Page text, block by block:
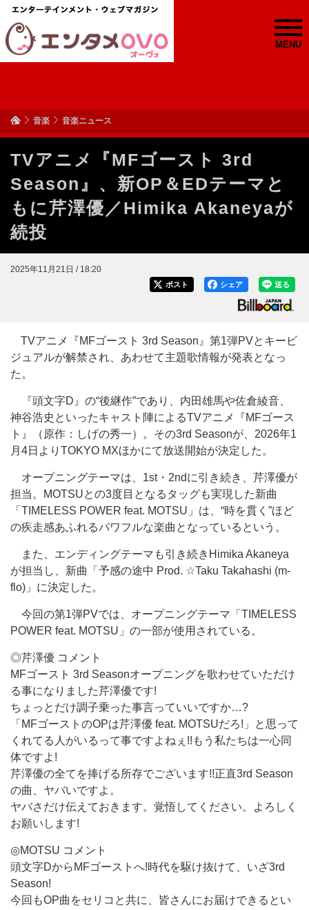
MENU
音楽 音楽ニュース
TVアニメ『MFゴースト 3rd
Season』、新OP＆EDテーマと
もに芹澤優／Himika Akaneyaが
続投
2025年11月21日 / 18:20
送る
シェア
ポスト
TVアニメ『MFゴースト 3rd Season』第1弾PVとキービ
ジュアルが解禁され、あわせて主題歌情報が発表となっ
た。
『頭文字D』の“後継作”であり、内田雄馬や佐倉綾音、
神谷浩史といったキャスト陣によるTVアニメ『MFゴース
ト』（原作：しげの秀一）。その3rd Seasonが、2026年1
月4日よりTOKYO MXほかにて放送開始が決定した。
オープニングテーマは、1st・2ndに引き続き、芹澤優が
担当。MOTSUとの3度目となるタッグも実現した新曲
「TIMELESS POWER feat. MOTSU」は、“時を貫く”ほど
の疾走感あふれるパワフルな楽曲となっているという。
また、エンディングテーマも引き続きHimika Akaneya
が担当し、新曲「予感の途中 Prod. ☆Taku Takahashi (m-
flo)」に決定した。
今回の第1弾PVでは、オープニングテーマ「TIMELESS
POWER feat. MOTSU」の一部が使用されている。
◎芹澤優 コメント
MFゴースト 3rd Seasonオープニングを歌わせていただけ
る事になりました芹澤優です!
ちょっとだけ調子乗った事言っていいですか…?
「MFゴーストのOPは芹澤優 feat. MOTSUだろ!」と思って
くれてる人がいるって事ですよねぇ!!もう私たちは一心同
体ですよ!
芹澤優の全てを捧げる所存でございます!!正直3rd Season
の曲、ヤバいですよ。
ヤバさだけ伝えておきます。覚悟してください。よろしく
お願いします!
◎MOTSU コメント
頭文字DからMFゴーストへ!時代を駆け抜けて、いざ3rd
Season!
今回もOP曲をセリコと共に、皆さんにお届けできるとい